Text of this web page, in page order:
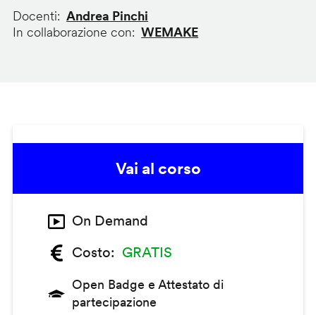
Docenti
Andrea Pinchi
In collaborazione con
WEMAKE
Vai al corso
On Demand
Costo
GRATIS
Open Badge e Attestato di
partecipazione